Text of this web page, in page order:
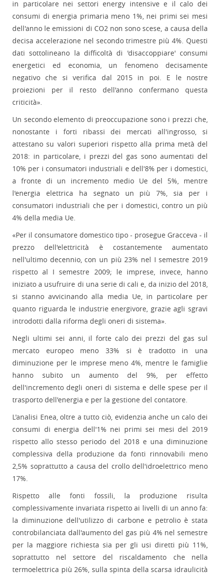
in particolare nei settori energy intensive e il calo dei
consumi di energia primaria meno 1%, nei primi sei mesi
dell'anno le emissioni di CO2 non sono scese, a causa della
decisa accelerazione nel secondo trimestre più 4%. Questi
dati sottolineano la difficoltà di 'disaccoppiare' consumi
energetici ed economia, un fenomeno decisamente
negativo che si verifica dal 2015 in poi. E le nostre
proiezioni per il resto dell'anno confermano questa
criticità».
Un secondo elemento di preoccupazione sono i prezzi che,
nonostante i forti ribassi dei mercati all'ingrosso, si
attestano su valori superiori rispetto alla prima metà del
2018: in particolare, i prezzi del gas sono aumentati del
10% per i consumatori industriali e dell'8% per i domestici,
a fronte di un incremento medio Ue del 5%, mentre
l'energia elettrica ha segnato un più 7%, sia per i
consumatori industriali che per i domestici, contro un più
4% della media Ue.
«Per il consumatore domestico tipo - prosegue Gracceva - il
prezzo dell'elettricità è costantemente aumentato
nell'ultimo decennio, con un più 23% nel I semestre 2019
rispetto al I semestre 2009; le imprese, invece, hanno
iniziato a usufruire di una serie di cali e, da inizio del 2018,
si stanno avvicinando alla media Ue, in particolare per
quanto riguarda le industrie energivore, grazie agli sgravi
introdotti dalla riforma degli oneri di sistema».
Negli ultimi sei anni, il forte calo dei prezzi del gas sul
mercato europeo meno 33% si è tradotto in una
diminuzione per le imprese meno 4%, mentre le famiglie
hanno subito un aumento del 9%, per effetto
dell'incremento degli oneri di sistema e delle spese per il
trasporto dell'energia e per la gestione del contatore.
L'analisi Enea, oltre a tutto ciò, evidenzia anche un calo dei
consumi di energia dell'1% nei primi sei mesi del 2019
rispetto allo stesso periodo del 2018 e una diminuzione
complessiva della produzione da fonti rinnovabili meno
2,5% soprattutto a causa del crollo dell'idroelettrico meno
17%.
Rispetto alle fonti fossili, la produzione risulta
complessivamente invariata rispetto ai livelli di un anno fa:
la diminuzione dell'utilizzo di carbone e petrolio è stata
controbilanciata dall'aumento del gas più 4% nel semestre
per la maggiore richiesta sia per gli usi diretti più 11%,
soprattutto nel settore del riscaldamento che nella
termoelettrica più 26%, sulla spinta della scarsa idraulicità